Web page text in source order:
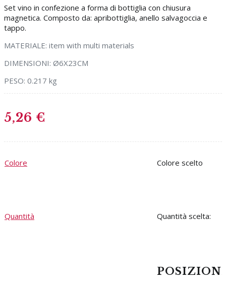
Set vino in confezione a forma di bottiglia con chiusura
magnetica. Composto da: apribottiglia, anello salvagoccia e
tappo.
MATERIALE: item with multi materials
DIMENSIONI: Ø6X23CM
PESO: 0.217 kg
5,26 €
Colore Colore
Quantità Quantità scelta: